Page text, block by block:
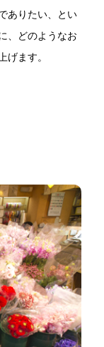
ありたい、とい
、どのようなお
げます。